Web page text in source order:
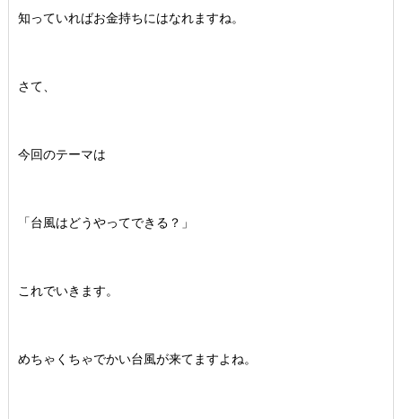
知っていればお金持ちにはなれますね。
さて、
今回のテーマは
「台風はどうやってできる？」
これでいきます。
めちゃくちゃでかい台風が来てますよね。